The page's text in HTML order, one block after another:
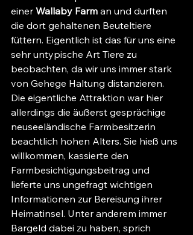
einer Wallaby Farm an und durften
die dort gehaltenen Beuteltiere
füttern. Eigentlich ist das für uns eine
sehr untypische Art Tiere zu
beobachten, da wir uns immer stark
von Gehege Haltung distanzieren.
Die eigentliche Attraktion war hier
allerdings die äußerst gesprächige
neuseeländische Farmbesitzerin
beachtlich hohen Alters. Sie hieß uns
willkommen, kassierte den
Farmbesichtigungsbeitrag und
lieferte uns ungefragt wichtigen
Informationen zur Bereisung ihrer
Heimatinsel. Unter anderem immer
Bargeld dabei zu haben, sprich